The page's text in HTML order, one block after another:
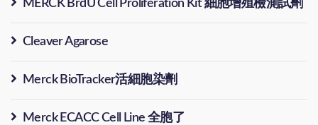
MERCK BrdU Cell Proliferation Kit 細胞增殖檢測試劑
Cleaver Agarose
Merck BioTracker活細胞染劑
Merck ECACC Cell Line 全胞了